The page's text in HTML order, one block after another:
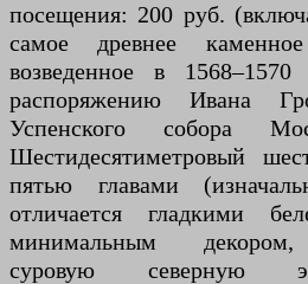
посещения: 200 руб.
самое древнее
возведенное в
распоряжению Ивана
Успенского собора
Шестидесятиметровый
пятью главами
отличается гладкими
минимальным
суровую северную